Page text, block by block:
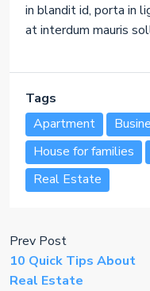
in blandit id, porta in
at interdum mauris
Tags
Apartment
House for families
Real Estate
Prev Post
10 Quick Tips About
Real Estate